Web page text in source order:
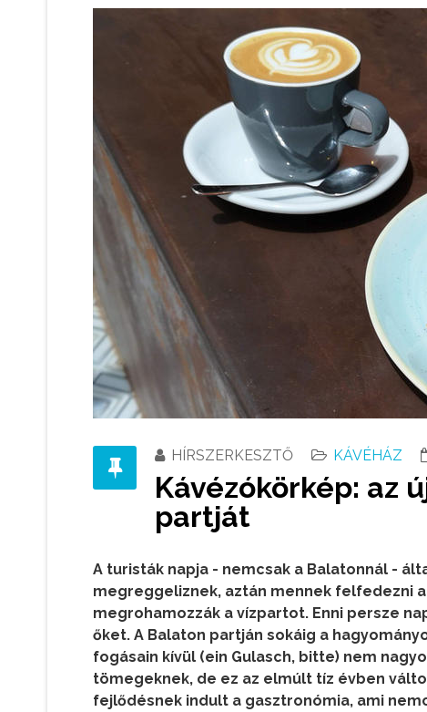
HÍRSZERKESZTŐ KÁVÉHÁZ
Kávézókörkép: az
partját
A turisták napja - nemcsak a Balatonnál -
megreggeliznek, aztán mennek felfedezni
megrohamozzák a vízpartot. Enni persze
őket. A Balaton partján sokáig a
fogásain kívül (ein Gulasch, bitte) nem
tömegeknek, de ez az elmúlt tíz évben
fejlődésnek indult a gasztronómia, ami